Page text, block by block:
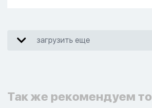
загрузить еще
Так же рекомендуем